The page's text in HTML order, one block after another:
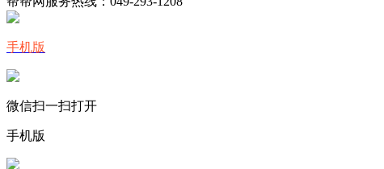
手机版
微信扫一扫打开
手机版